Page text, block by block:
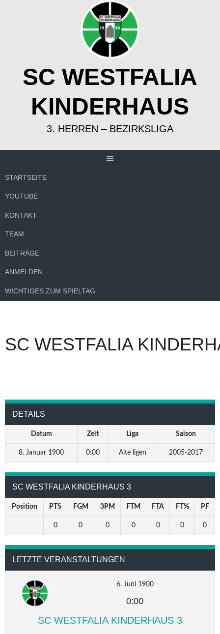
SC WESTFALIA
KINDERHAUS
3. HERREN – BEZIRKSLIGA
STARTSEITE
YOUTUBE
KONTAKT
TEAM
BEITRÄGE
ANMELDEN
WICHTIGES ZUM SPIELTAG
SC WESTFALIA
DETAILS
Datum Zeit Liga Saison
8. Januar 1900 0:00 Alte ligen 2005-2017
SC WESTFALIA KINDERHAUS 3
Position PTS FGM 3PM FTM FTA FT% PF
0 0 0 0 0 0 0
LETZTE VERANSTALTUNGEN
6. Juni 1900
0:00
SC WESTFALIA KINDERHAUS 3